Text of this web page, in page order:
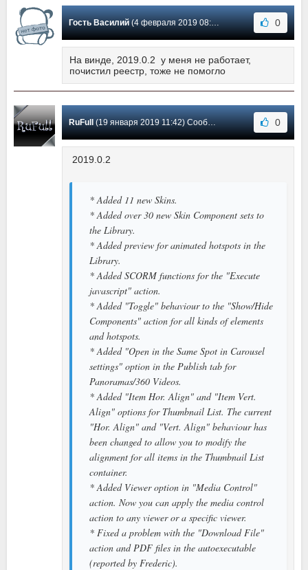
Гость Василий(4 февраля 2019 08:13) Сообщение #22 0
На винде, 2019.0.2 у меня не работает,
почистил реестр, тоже не помогло
RuFull(19 января 2019 11:42) Сообщение #21 0
2019.0.2
* Added 11 new Skins.
* Added over 30 new Skin Component sets to
the Library.
* Added preview for animated hotspots in the
Library.
* Added SCORM functions for the "Execute
javascript" action.
* Added "Toggle" behaviour to the "Show/Hide
Components" action for all kinds of elements
and hotspots.
* Added "Open in the Same Spot in Carousel
settings" option in the Publish tab for
Panoramas/360 Videos.
* Added "Item Hor. Align" and "Item Vert.
Align" options for Thumbnail List. The current
"Hor. Align" and "Vert. Align" behaviour has
been changed to allow you to modify the
alignment for all items in the Thumbnail List
container.
* Added Viewer option in "Media Control"
action. Now you can apply the media control
action to any viewer or a specific viewer.
* Fixed a problem with the "Download File"
action and PDF files in the autoexecutable
(reported by Frederic).